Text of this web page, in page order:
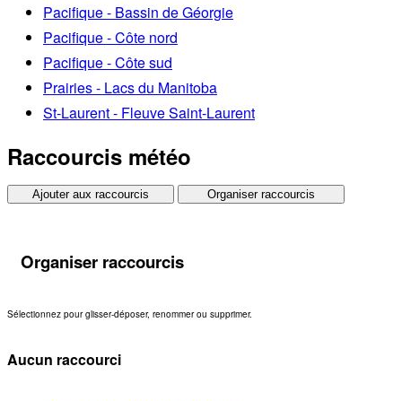
Pacifique - Bassin de Géorgie
Pacifique - Côte nord
Pacifique - Côte sud
Prairies - Lacs du Manitoba
St-Laurent - Fleuve Saint-Laurent
Raccourcis météo
Ajouter aux raccourcis Organiser raccourcis
Organiser raccourcis
Sélectionnez pour glisser-déposer, renommer ou supprimer.
Aucun raccourci